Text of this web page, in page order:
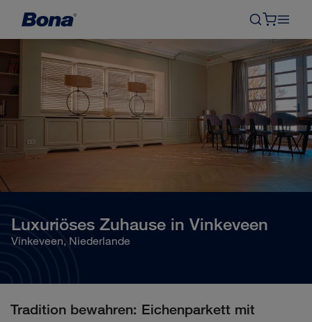
Luxuriöses Zuhause in Vinkeveen
Vinkeveen, Niederlande
Tradition bewahren: Eichenparkett mit